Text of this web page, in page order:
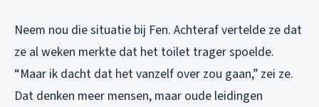
Neem nou die situatie bij Fen. Achteraf vertelde ze dat
ze al weken merkte dat het toilet trager spoelde.
“Maar ik dacht dat het vanzelf over zou gaan,” zei ze.
Dat denken meer mensen, maar oude leidingen